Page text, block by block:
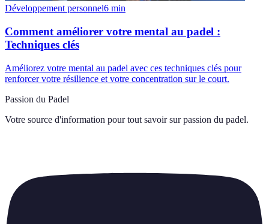
Développement personnel6 min
Comment améliorer votre mental au padel :
Techniques clés
Améliorez votre mental au padel avec ces techniques clés pour
renforcer votre résilience et votre concentration sur le court.
Passion du Padel
Votre source d'information pour tout savoir sur passion du padel.